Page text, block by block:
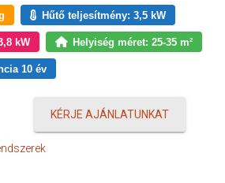
Hűtő teljesítmény: 3,5 kW
kW Helyiség méret: 25-35 m²
10 év
KÉRJE AJÁNLATUNKAT